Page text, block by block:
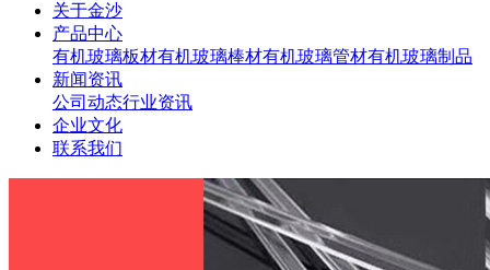
关于金沙
产品中心
有机玻璃板材有机玻璃棒材有机玻璃管材有机玻璃制品
新闻资讯
公司动态行业资讯
企业文化
联系我们